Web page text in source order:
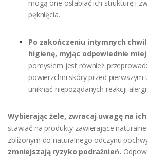
mogą one osłabiać ich strukturę i
pęknięcia.
Po zakończeniu intymnych
higienę, myjąc odpowiednie
pomysłem jest również
powierzchni skóry przed pierwszym
uniknąć niepożądanych reakcji
Wybierając żele, zwracaj uwagę na ich
stawiać na produkty zawierające
zbliżonym do naturalnego odczynu
zmniejszają ryzyko podrażnień.